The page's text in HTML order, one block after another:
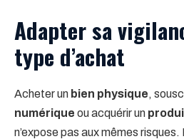
Adapter sa
type d’achat
Acheter un bien physique,
numérique ou acquérir un
n’expose pas aux mêmes